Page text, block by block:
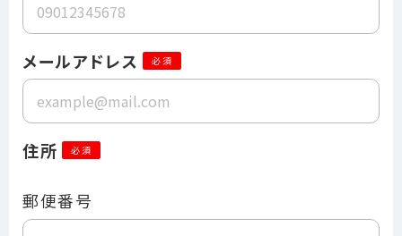
メールアドレス 必須
住所 必須
郵便番号